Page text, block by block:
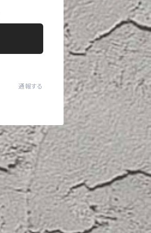
通報する